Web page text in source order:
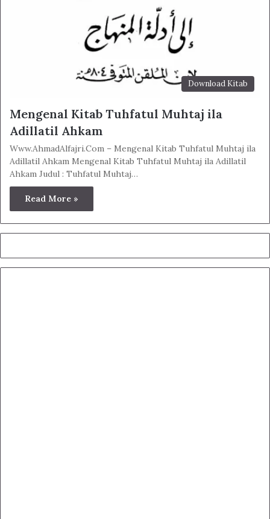
Download Kitab
Mengenal Kitab Tuhfatul Muhtaj ila
Adillatil Ahkam
Www.AhmadAlfajri.Com – Mengenal Kitab Tuhfatul Muhtaj ila
Adillatil Ahkam Mengenal Kitab Tuhfatul Muhtaj ila Adillatil
Ahkam Judul : Tuhfatul Muhtaj…
Read More »